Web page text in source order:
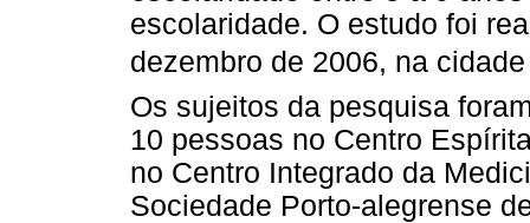
escolaridade. O estudo foi
dezembro de 2006, na
Os sujeitos da pesquisa
10 pessoas no Centro
no Centro Integrado da
Sociedade Porto-alegrense